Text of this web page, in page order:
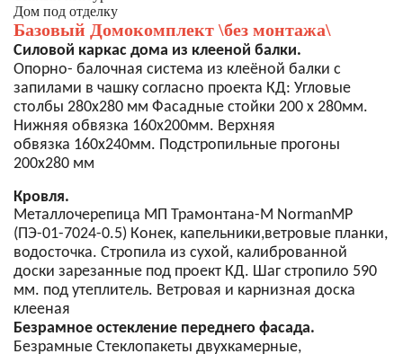
Дом под отделку
Базовый Домокомплект \без монтажа\
Силовой каркас дома из клееной балки.
Опорно- балочная система из клеёной балки с
запилами в чашку согласно проекта КД: Угловые
столбы 280х280 мм Фасадные стойки 200 х 280мм.
Нижняя обвязка 160х200мм. Верхняя
обвязка 160х240мм. Подстропильные прогоны
200х280 мм
Кровля.
Металлочерепица МП Трамонтана-M NormanMP
(ПЭ-01-7024-0.5) Конек, капельники,ветровые планки,
водосточка. Стропила из сухой, калиброванной
доски зарезанные под проект КД. Шаг стропило 590
мм. под утеплитель. Ветровая и карнизная доска
клееная
Безрамное остекление переднего фасада.
Безрамные Стеклопакеты двухкамерные,